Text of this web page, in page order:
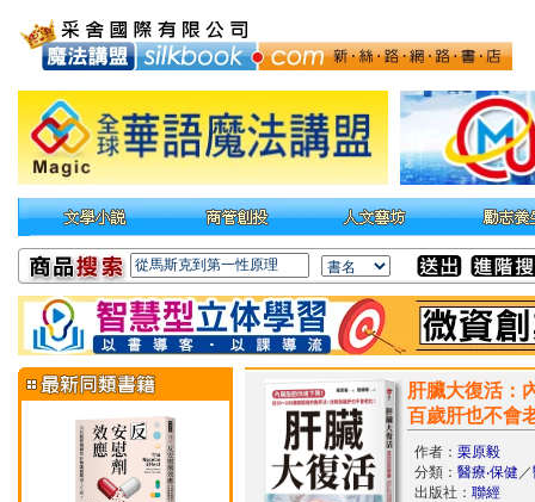
肝臟大復活：
百歲肝也不會
作者： 栗原毅
分類： 醫療‧保健 ／
出版社： 聯經